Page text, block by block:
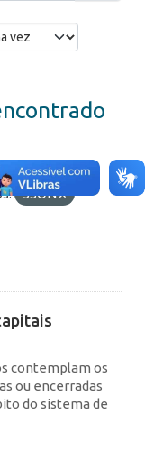
JSON
contemplam os
ou encerradas
do sistema de